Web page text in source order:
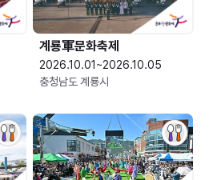
2026.10.01~2026.10.05
충청남도 계룡시